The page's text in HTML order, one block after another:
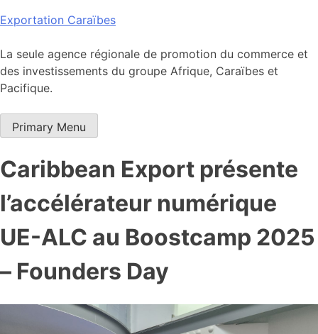
Skip
content
Exportation Caraïbes
La seule agence régionale de promotion du commerce et
des investissements du groupe Afrique, Caraïbes et
Pacifique.
Primary Menu
Caribbean Export présente
l’accélérateur numérique
UE-ALC au Boostcamp 2025
– Founders Day